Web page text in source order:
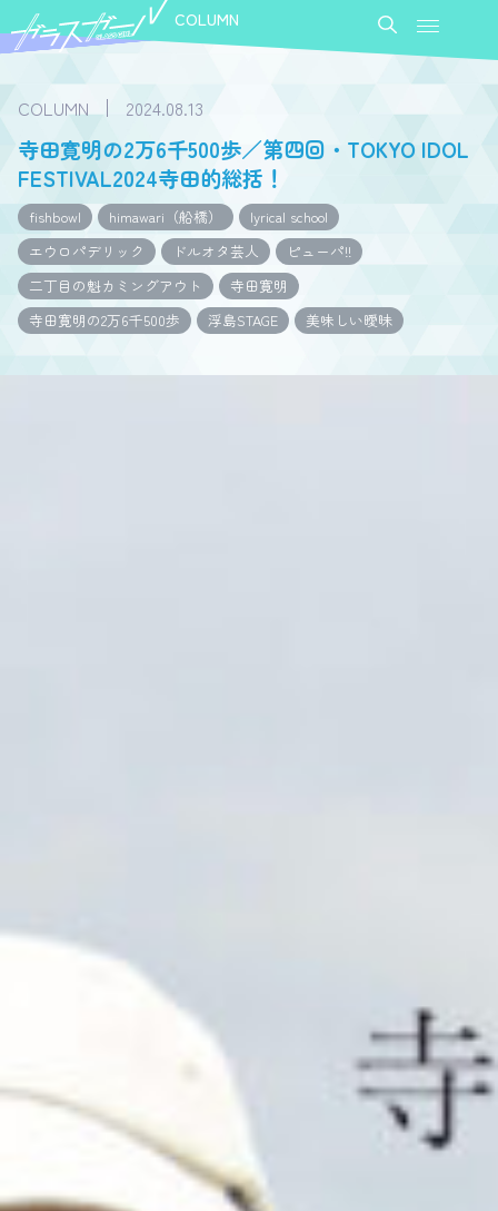
COLUMN
COLUMN 2024.08.13
寺田寛明の2万6千500歩／第四回・TOKYO IDOL
FESTIVAL2024寺田的総括！
fishbowl himawari（船橋）
lyrical school
エウロパデリック
ドルオタ芸人
ピューパ!!
二丁目の魁カミングアウト
寺田寛明
寺田寛明の2万6千500歩
浮島STAGE 美味しい曖昧